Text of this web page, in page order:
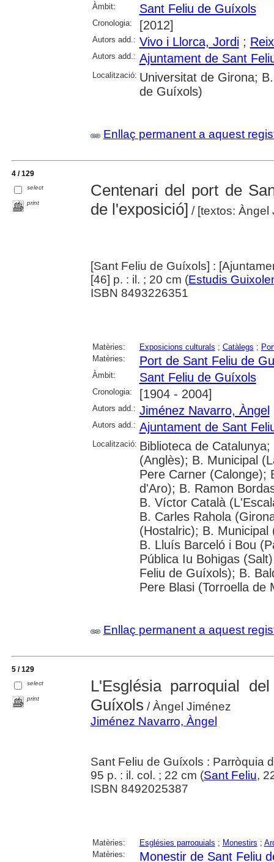
Àmbit: Sant Feliu de Guíxols
Cronologia: [2012]
Autors add.: Vivo i Llorca, Jordi;
Autors add.: Ajuntament de Sant
Localització: Universitat de Girona;
de Guíxols)
Enllaç permanent a aquest
4 / 129
select
print
Centenari del port de
de l'exposició] / [textos: Àngel
[Sant Feliu de Guíxols] :
[46] p. : il. ; 20 cm (Estudis
ISBN 8493226351
Matèries: Exposicions culturals ; Catàlegs ;
Matèries:
Port de Sant Feliu de
Àmbit: Sant Feliu de Guíxols
Cronologia: [1904 - 2004]
Autors add.: Jiménez Navarro, Àngel
Autors add.: Ajuntament de Sant
Localització: Biblioteca de
(Anglès); B. Municipal
Pere Carner (Calonge);
d'Aro); B. Ramon
B. Víctor Català
B. Carles Rahola
(Hostalric); B.
B. Lluís Barceló i Bou
Pública Iu Bohigas
Feliu de Guíxols); B.
Pere Blasi (Torroella de
Enllaç permanent a aquest
5 / 129
select
print
L'Església parroquial
Guíxols / Àngel Jiménez
Jiménez Navarro, Àngel
Sant Feliu de Guíxols : Parròquia
95 p. : il. col. ; 22 cm (Sant Feliu,
ISBN 8492025387
Matèries: Esglésies parroquials ; Monestirs ;
Matèries:
Monestir de Sant Feliu